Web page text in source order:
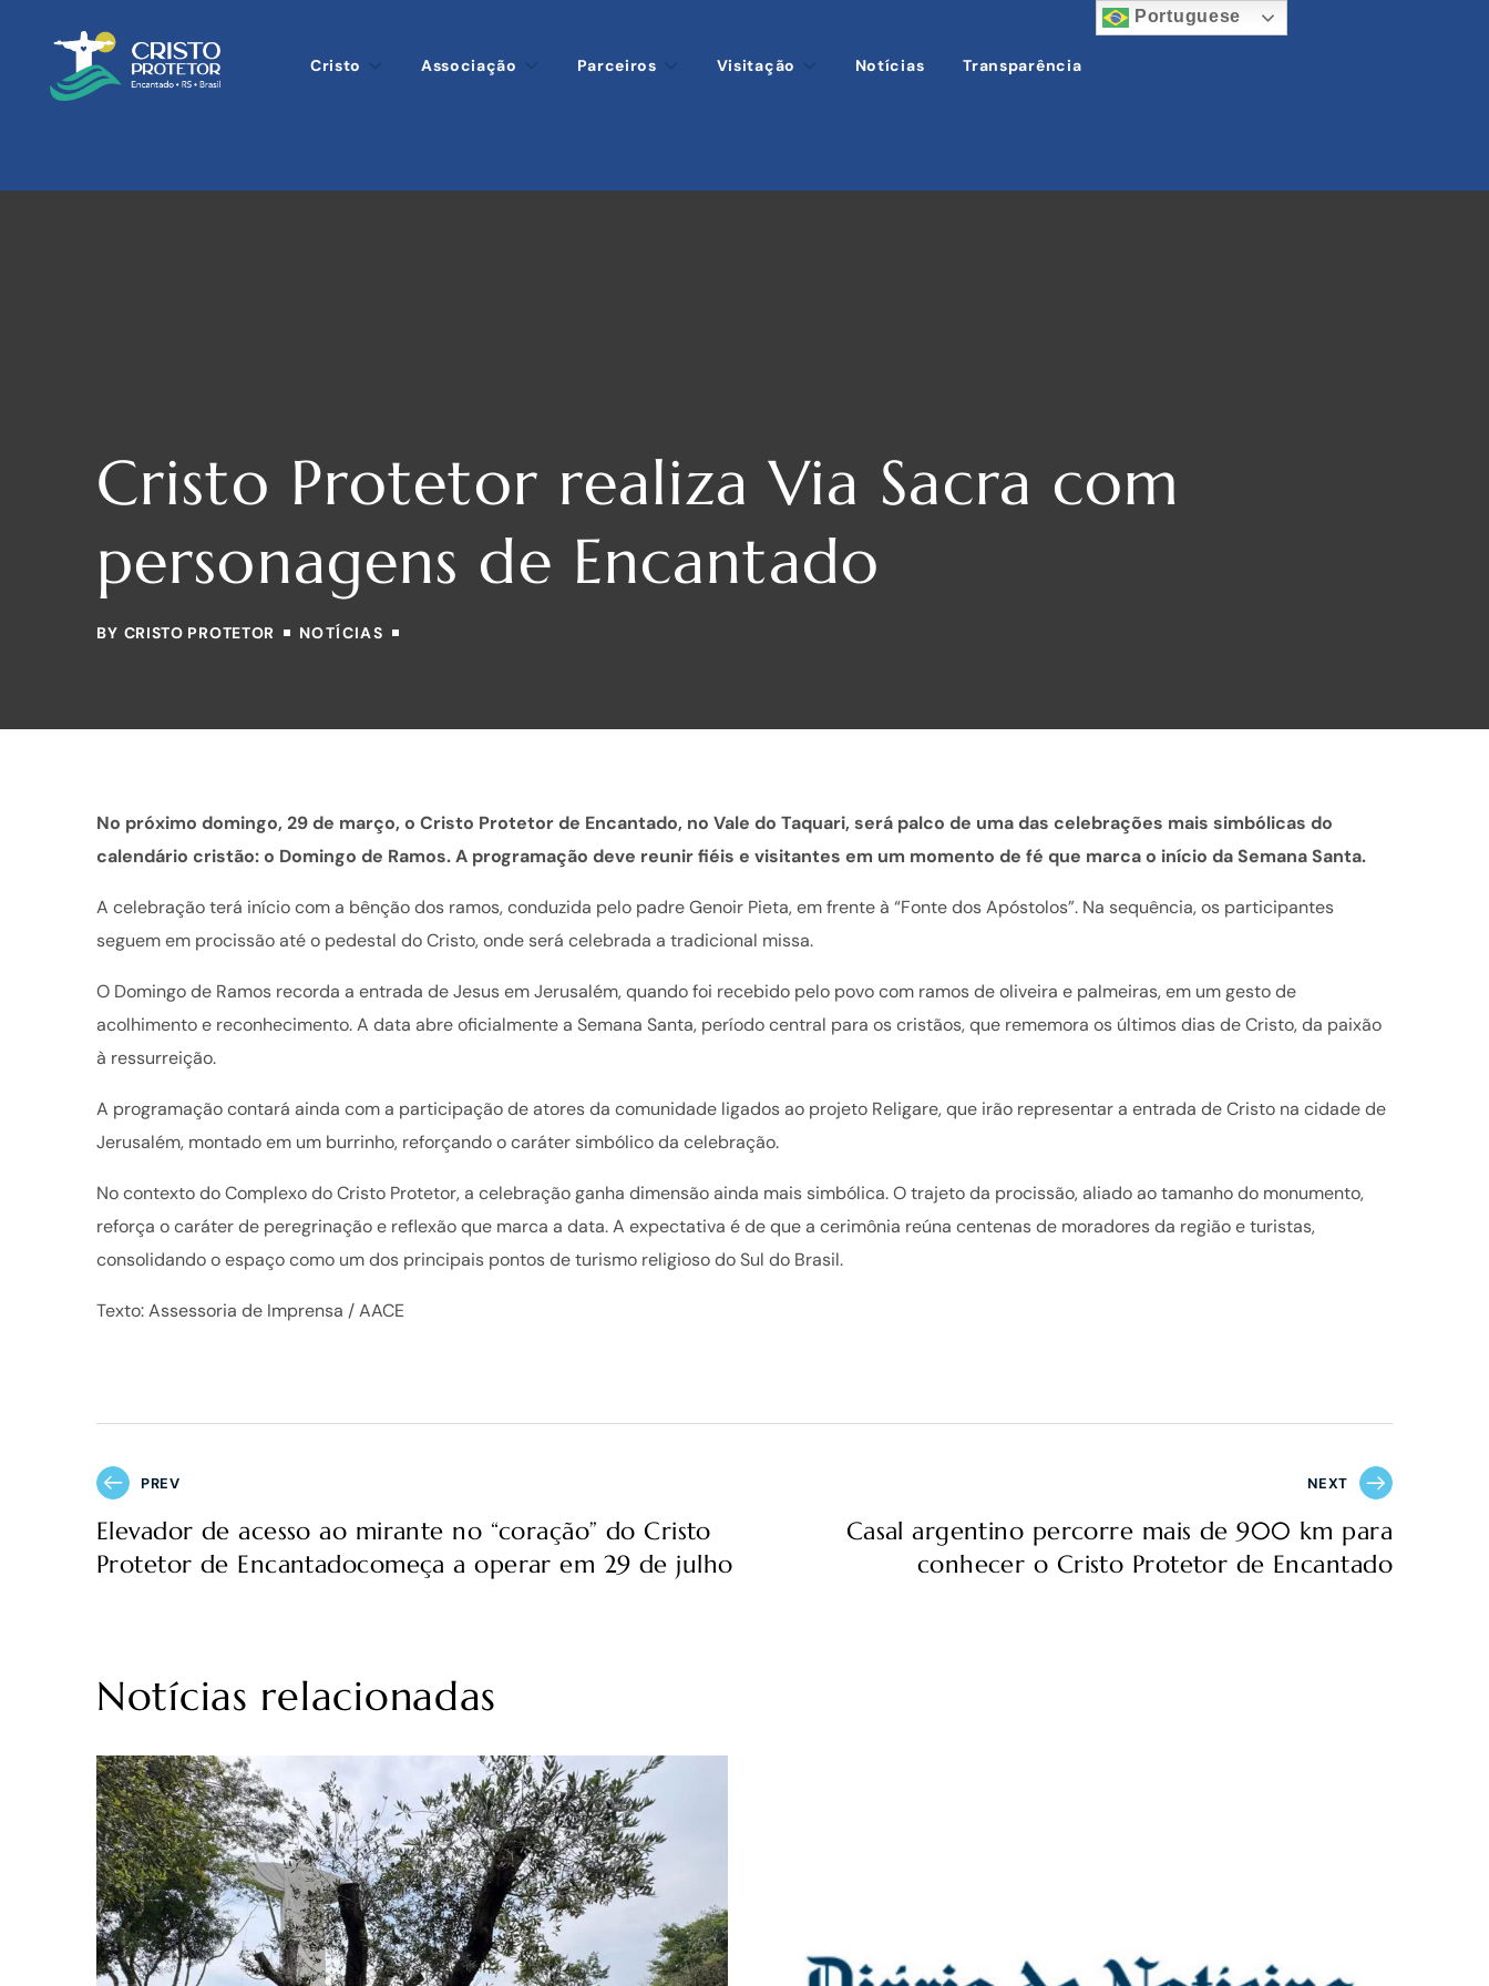
Cristo Associação Parceiros Visitação Notícias Transparência
Portuguese
Cristo Protetor realiza Via Sacra com
personagens de Encantado
BY CRISTO PROTETOR NOTÍCIAS
No próximo domingo, 29 de março, o Cristo Protetor de Encantado, no Vale do Taquari, será palco de uma das celebrações mais simbólicas do
calendário cristão: o Domingo de Ramos. A programação deve reunir fiéis e visitantes em um momento de fé que marca o início da Semana Santa.
A celebração terá início com a bênção dos ramos, conduzida pelo padre Genoir Pieta, em frente à “Fonte dos Apóstolos”. Na sequência, os participantes
seguem em procissão até o pedestal do Cristo, onde será celebrada a tradicional missa.
O Domingo de Ramos recorda a entrada de Jesus em Jerusalém, quando foi recebido pelo povo com ramos de oliveira e palmeiras, em um gesto de
acolhimento e reconhecimento. A data abre oficialmente a Semana Santa, período central para os cristãos, que rememora os últimos dias de Cristo, da paixão
à ressurreição.
A programação contará ainda com a participação de atores da comunidade ligados ao projeto Religare, que irão representar a entrada de Cristo na cidade de
Jerusalém, montado em um burrinho, reforçando o caráter simbólico da celebração.
No contexto do Complexo do Cristo Protetor, a celebração ganha dimensão ainda mais simbólica. O trajeto da procissão, aliado ao tamanho do monumento,
reforça o caráter de peregrinação e reflexão que marca a data. A expectativa é de que a cerimônia reúna centenas de moradores da região e turistas,
consolidando o espaço como um dos principais pontos de turismo religioso do Sul do Brasil.
Texto: Assessoria de Imprensa / AACE
PREV
Elevador de acesso ao mirante no “coração” do Cristo
Protetor de Encantadocomeça a operar em 29 de julho
NEXT
Casal argentino percorre mais de 900 km para
conhecer o Cristo Protetor de Encantado
Notícias relacionadas